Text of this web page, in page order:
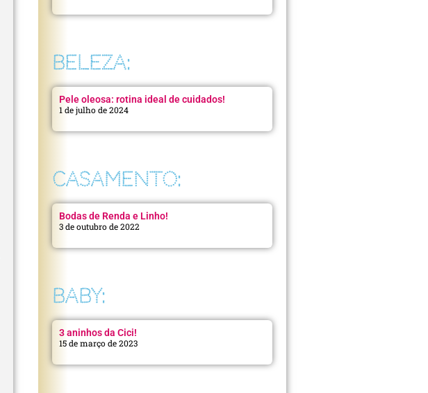
BELEZA:
Pele oleosa: rotina ideal de cuidados!
1 de julho de 2024
CASAMENTO:
Bodas de Renda e Linho!
3 de outubro de 2022
BABY:
3 aninhos da Cici!
15 de março de 2023